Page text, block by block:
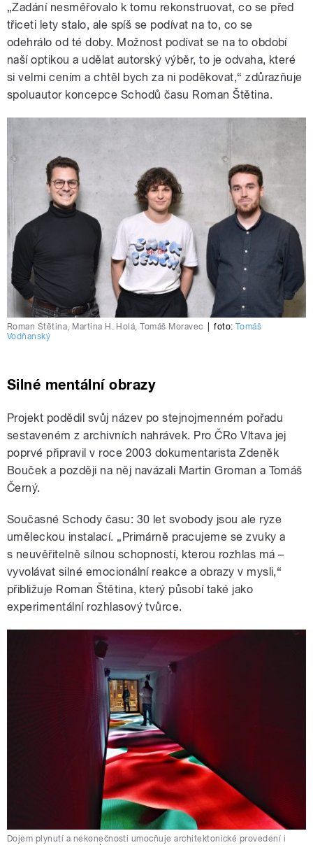
„Zadání nesměřovalo k tomu rekonstruovat, co se před
třiceti lety stalo, ale spíš se podívat na to, co se
odehrálood té doby. Možnost podívat se na to období
naší optikou a udělat autorský výběr, to je odvaha, které
si velmi cením a chtěl bych za ni poděkovat,“ zdůrazňuje
spoluautor koncepce Schodů času Roman Štětina.
Roman Štětina, Martina H. Holá, Tomáš Moravec foto: Tomáš
Vodňanský
Silné mentální obrazy
Projekt podědil svůj název po stejnojmenném pořadu
sestaveném z archivních nahrávek. Pro ČRo Vltava jej
poprvé připravil v roce 2003 dokumentarista Zdeněk
Bouček a později na něj navázali Martin Groman a Tomáš
Černý.
Současné Schody času: 30 let svobody jsou ale ryze
uměleckou instalací. „Primárně pracujeme se zvuky a
s neuvěřitelně silnou schopností, kterou rozhlas má –
vyvolávat silné emocionální reakce a obrazy v mysli,“
přibližuje Roman Štětina, který působí také jako
experimentální rozhlasový tvůrce.
Dojem plynutí a nekonečnosti umocňuje architektonické provedení i